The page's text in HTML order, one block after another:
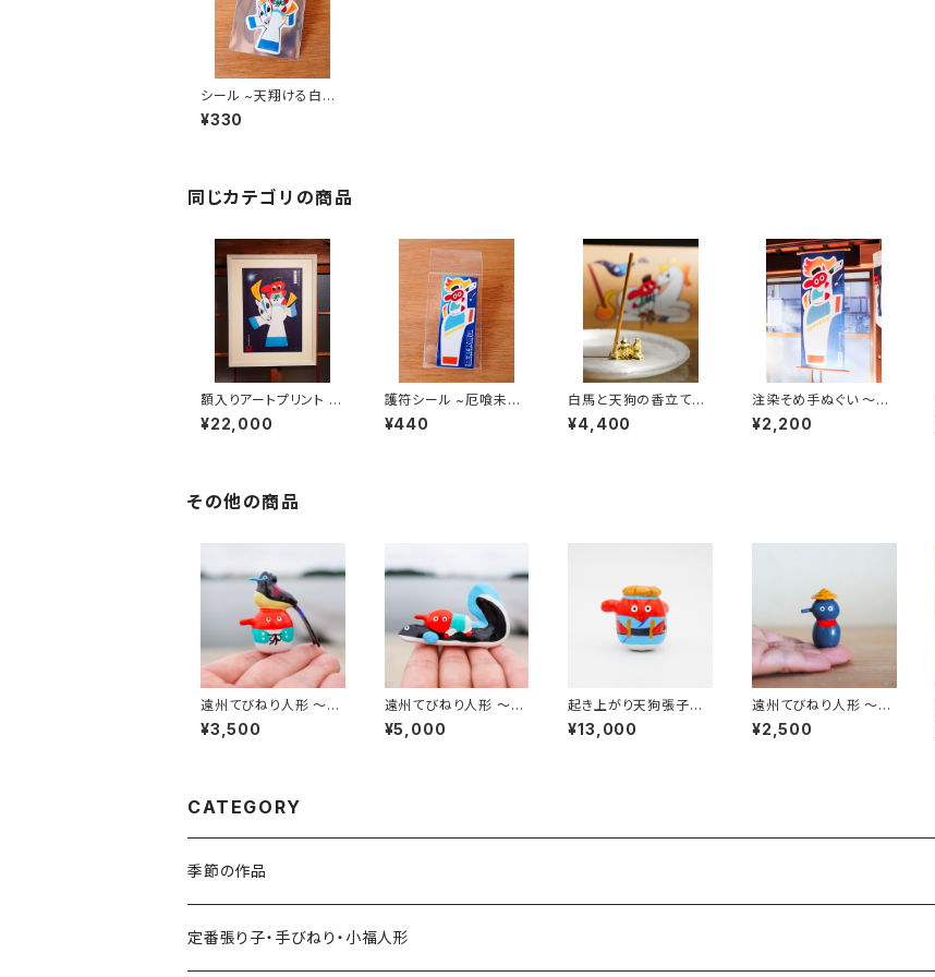
シール ~天翔ける白馬
~
¥330
同じカテゴリの商品
額入りアートプリント ~
白馬と天狗~ （限定数
生産 ED.No.入り）
¥22,000
護符シール ~厄喰未来
翔~
¥440
白馬と天狗の香立て
（真鍮製・約縦1.5cm×
横2.2cm）
¥4,400
注染そめ手ぬぐい 〜白
馬と天狗〜 (36×90c
m)
¥2,200
その他の商品
遠州てびねり人形 〜サ
ンコウチョウ〜｜高さ約
4.5cm
¥3,500
遠州てびねり人形 〜土
用鰻〜｜全長約7cm
¥5,000
起き上がり天狗張子
(中) 〜遠州大念佛〜｜
高さ約8cm
¥13,000
遠州てびねり人形 〜地
蔵盆〜 ｜高さ約5cm
¥2,500
CATEGORY
季節の作品
張り子
定番張り子・手びねり・小福人形